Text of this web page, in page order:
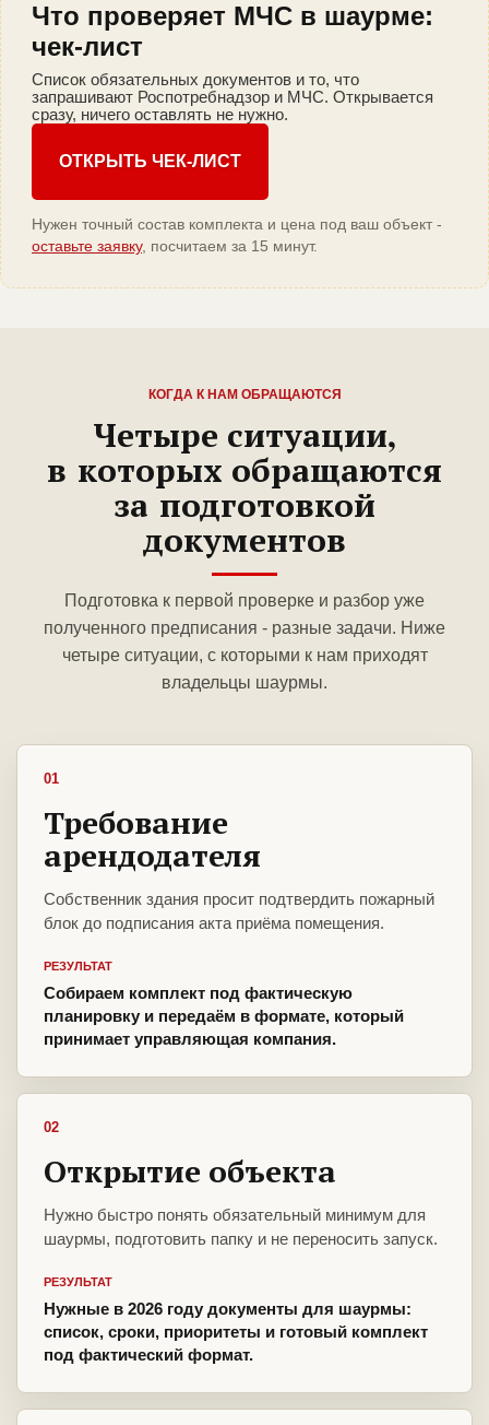
Что проверяет МЧС в шаурме:
чек-лист
Список обязательных документов и то, что
запрашивают Роспотребнадзор и МЧС. Открывается
сразу, ничего оставлять не нужно.
ОТКРЫТЬ ЧЕК-ЛИСТ
Нужен точный состав комплекта и цена под ваш объект -
оставьте заявку, посчитаем за 15 минут.
КОГДА К НАМ ОБРАЩАЮТСЯ
Четыре ситуации,
в которых обращаются
за подготовкой
документов
Подготовка к первой проверке и разбор уже
полученного предписания - разные задачи. Ниже
четыре ситуации, с которыми к нам приходят
владельцы шаурмы.
01
Требование
арендодателя
Собственник здания просит подтвердить пожарный
блок до подписания акта приёма помещения.
РЕЗУЛЬТАТ
Собираем комплект под фактическую
планировку и передаём в формате, который
принимает управляющая компания.
02
Открытие объекта
Нужно быстро понять обязательный минимум для
шаурмы, подготовить папку и не переносить запуск.
РЕЗУЛЬТАТ
Нужные в 2026 году документы для шаурмы:
список, сроки, приоритеты и готовый комплект
под фактический формат.